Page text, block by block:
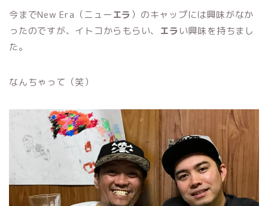
今までNew Era（ニューエラ ）のキャップには興味がなか
ったのですが、イトコからもらい、 エラ い興味を持ちまし
た。
なんちゃって（笑）